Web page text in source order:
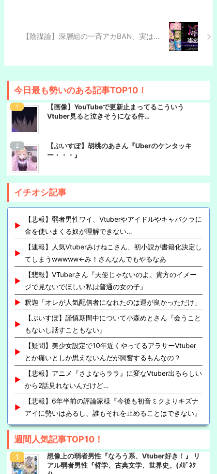
【陰謀論】深層組の一斉アカBAN、実は…
今日最も勢いのある記事TOP10！
【画像】YouTubeで更新止まってるこういう
Vtuber見ると泣きそうになる件…
【ぶいすぽ】胡桃のあさん『Uberのケンタッキ
ー・・・』
イチオシ記事
【悲報】弱者男性ワイ、Vtuberやアイドルやキャバクラに
金を使いまくる奴が理解できない…
【速報】人気Vtuberみけねこさん、初小説が書籍化決定し
てしまうwwwww←み！さんなんでもやるなあ
【悲報】VTuberさん『天使じゃないのよ。貴方のイメー
ジで見ないでほしい私は普通の女の子』
釈迦「オレが人気配信者になれたのは運が良かっただけ」
【ぶいすぽ】謹慎期間中について小森めとさん『会うこと
もないし話すこともない』
【疑問】美少女設定で10年近くやってるアラサーVtuber
とか痛いとしか思えないんだが興奮するもんなの？
【悲報】アニメ『さよならララ』に変なVtuber出るらしい
から2話見れないんだけど…
【悲報】6年半前の評論家様『今後も初音ミクよりキズナ
アイに勢いはあるし、誰もそれを止めることはできない』
週間人気記事TOP10！
想像上の弱者男性『なろう系、Vtuber好き！』 リ
アル弱者男性『哲学、古典文学、世界史。(ﾒｶﾞﾈｸ